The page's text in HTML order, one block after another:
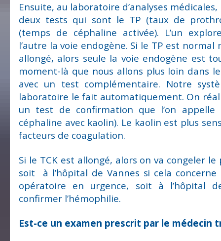
Ensuite, au laboratoire d’analyses
deux tests qui sont le TP (taux de
(temps de céphaline activée). L’un
l’autre la voie endogène. Si le TP est normal
allongé, alors seule la voie endogène est
moment-là que nous allons plus loin dans
avec un test complémentaire. Notre
laboratoire le fait automatiquement. On
un test de confirmation que l’on appelle
céphaline avec kaolin). Le kaolin est plus
facteurs de coagulation.
Si le TCK est allongé, alors on va congeler le
soit à l’hôpital de Vannes si cela
opératoire en urgence, soit à l’hôpital
confirmer l’hémophilie.
Est-ce un examen prescrit par le médecin